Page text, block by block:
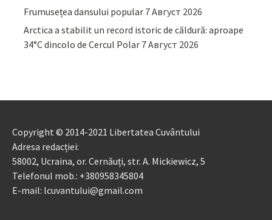
Frumusețea dansului popular 7 Август 2026
Arctica a stabilit un record istoric de căldură: aproape
34°C dincolo de Cercul Polar 7 Август 2026
Copyright © 2014-2021 Libertatea Cuvântului
Adresa redacției:
58002, Ucraina, or. Cernăuți, str. A. Mickiewicz, 5
Telefonul mob.: +380958345804
E-mail: lcuvantului@gmail.com